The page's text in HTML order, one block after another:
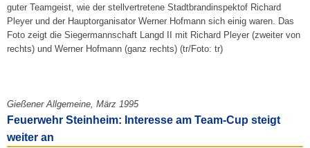
guter Teamgeist, wie der stellvertretene Stadtbrandinspektof Richard
Pleyer und der Hauptorganisator Werner Hofmann sich einig waren. Das
Foto zeigt die Siegermannschaft Langd II mit Richard Pleyer (zweiter von
rechts) und Werner Hofmann (ganz rechts) (tr/Foto: tr)
Gießener Allgemeine, März 1995
Feuerwehr Steinheim: Interesse am Team-Cup steigt
weiter an